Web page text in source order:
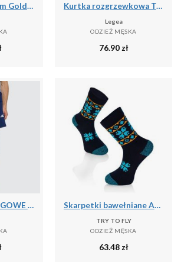
Kurtka z kapturem Goldwin Tonalith Kurtka rozgrzewkowa Turcja niebiesko-biała
Legea
ODZIEŻ MĘSKA
76.90zł
SZORTY TRENINGOWE WORKOUT ESSENTIALS BASE 3 STRIPES WOVEN Skarpetki bawełniane Active Lifestyle Skarpetki ETHNO Granatowe
TRY TO FLY
ODZIEŻ MĘSKA
63.48zł